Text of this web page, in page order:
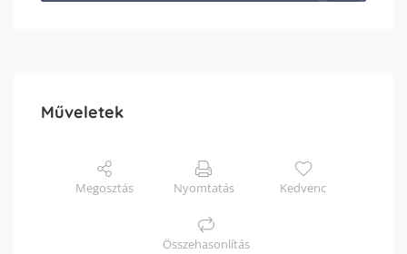
Műveletek
Megosztás Nyomtatás Kedvenc
Összehasonlítás